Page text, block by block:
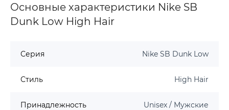
Основные характеристики Nike SB
Dunk Low High Hair
Серия Nike SB Dunk Low
Стиль High Hair
Принадлежность Unisex / Мужские